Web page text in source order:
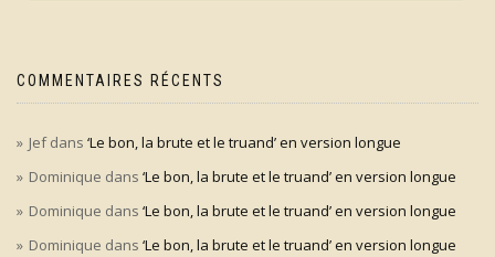
COMMENTAIRES RÉCENTS
Jefdans ‘Le bon, la brute et le truand’ en version longue
Dominique dans ‘Le bon, la brute et le truand’ en version longue
Dominique dans ‘Le bon, la brute et le truand’ en version longue
Dominique dans ‘Le bon, la brute et le truand’ en version longue